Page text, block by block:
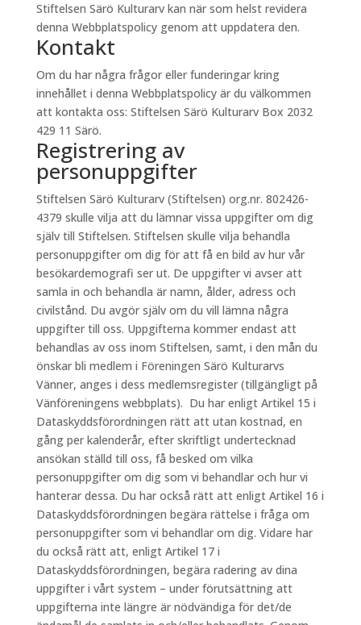
Stiftelsen Särö Kulturarv kan när som helst revidera
denna Webbplatspolicy genom att uppdatera den.
Kontakt
Om du har några frågor eller funderingar kring
innehållet i denna Webbplatspolicy är du välkommen
att kontakta oss: Stiftelsen Särö Kulturarv Box 2032
429 11 Särö.
Registrering av
personuppgifter
Stiftelsen Särö Kulturarv (Stiftelsen) org.nr. 802426-
4379 skulle vilja att du lämnar vissa uppgifter om dig
själv till Stiftelsen. Stiftelsen skulle vilja behandla
personuppgifter om dig för att få en bild av hur vår
besökardemografi ser ut. De uppgifter vi avser att
samla in och behandla är namn, ålder, adress och
civilstånd. Du avgör själv om du vill lämna några
uppgifter till oss. Uppgifterna kommer endast att
behandlas av oss inom Stiftelsen, samt, i den mån du
önskar bli medlem i Föreningen Särö Kulturarvs
Vänner, anges i dess medlemsregister (tillgängligt på
Vänföreningens webbplats). Du har enligt Artikel 15 i
Dataskyddsförordningen rätt att utan kostnad, en
gång per kalenderår, efter skriftligt undertecknad
ansökan ställd till oss, få besked om vilka
personuppgifter om dig som vi behandlar och hur vi
hanterar dessa. Du har också rätt att enligt Artikel 16 i
Dataskyddsförordningen begära rättelse i fråga om
personuppgifter som vi behandlar om dig. Vidare har
du också rätt att, enligt Artikel 17 i
Dataskyddsförordningen, begära radering av dina
uppgifter i vårt system – under förutsättning att
uppgifterna inte längre är nödvändiga för det/de